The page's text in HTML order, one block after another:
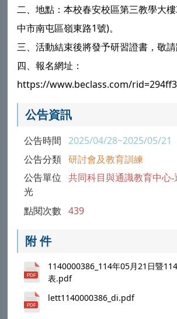
二、地點：本校春安校區第三教學大
中市南屯區嶺東路1號)。
三、活動結束後將發予研習證書，敬請
四、報名網址：
https://www.beclass.com/
公告資訊
公告時間 2025/04/28~2025/05/21
公告分類 研討會及教育訓練
公告單位 共同科目與通識教育中心-
光
點閱次數 439
附 件
1140000386_114年05月21日暨
表.pdf
lett1140000386_di.pdf